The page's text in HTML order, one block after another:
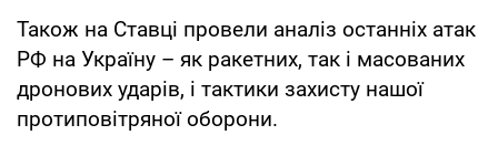
Також на Ставці провели аналіз останніх атак
РФ на Україну – як ракетних, так і масованих
дронових ударів, і тактики захисту нашої
протиповітряної оборони.